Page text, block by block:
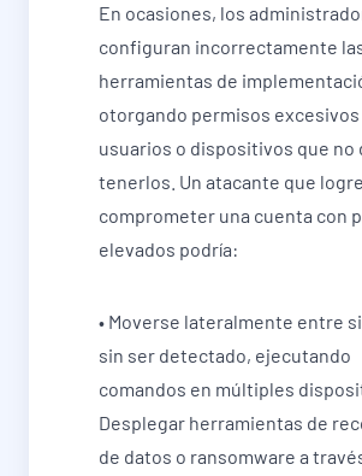
En ocasiones, los
configuran incorrectamente
herramientas de
otorgando permisos excesivos
usuarios o dispositivos que no
tenerlos. Un atacante que logre
comprometer una cuenta con
elevados podría:
• Moverse lateralmente entre
sin ser detectado, ejecutando
comandos en múltiples
Desplegar herramientas de
de datos o ransomware a